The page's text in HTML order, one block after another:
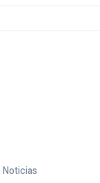
Noticias